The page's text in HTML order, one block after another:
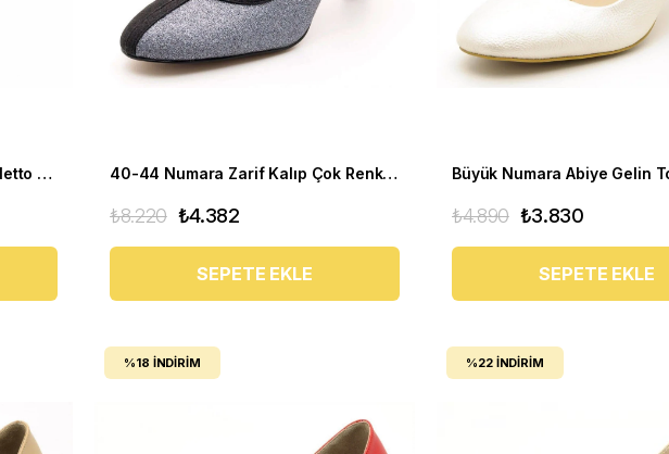
Büyük Numara Yazlık Kadın Stiletto DRL3042 Beyaz 40-44 Numara Zarif Kalıp Çok Renkli Abiye Topuklu Kadın Ayakkabı 19356
₺4.382
₺8.220
SEPETE EKLE
₺3.830
₺4.890
SEPETE EKLE
%18 İNDIRIM %22 İNDIRIM